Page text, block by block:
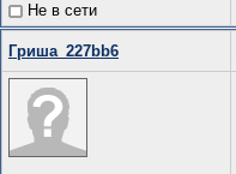
Не в сети
Гриша_227bb6